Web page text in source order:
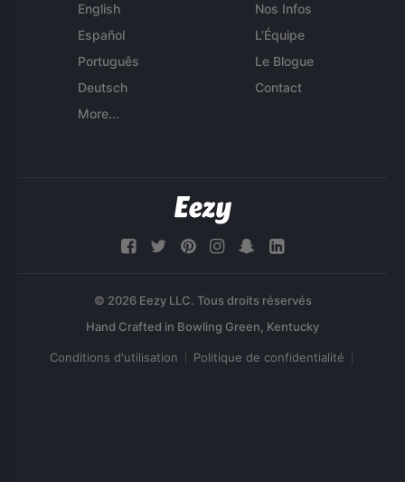
English
Español
Português
Deutsch
More...
Nos Infos
L'Équipe
Le Blogue
Contact
© 2026 Eezy LLC. Tous droits réservés
Conditions d'utilisation Politique de confidentialité